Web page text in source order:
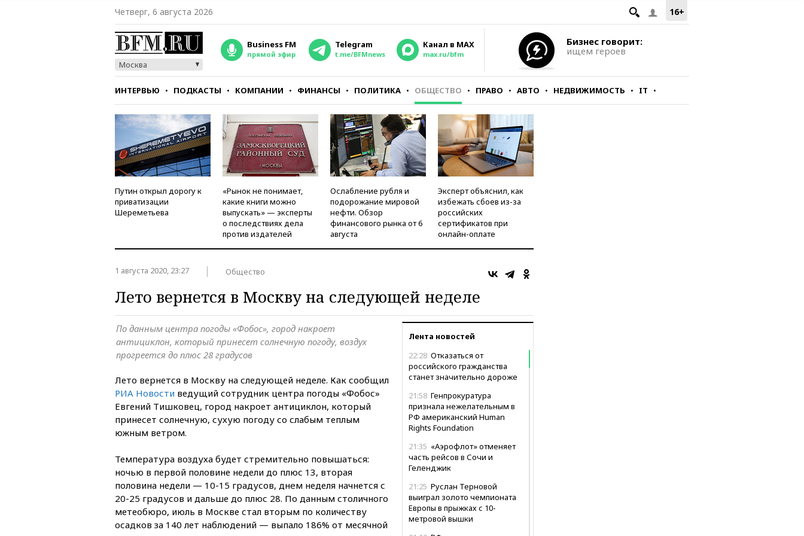
16+
Четверг, 6 августа 2026
Москва
Business FM
прямой эфир
Telegram
t.me/BFMnews
Канал в MAX
max.ru/bfm
Бизнес говорит:
ищем героев
ИНТЕРВЬЮ ПОДКАСТЫ КОМПАНИИ ФИНАНСЫ ПОЛИТИКА ОБЩЕСТВО ПРАВО АВТО НЕДВИЖИМОСТЬ IT
СТИЛЬ ТЕСТЫ
Путин открыл дорогу к
приватизации
Шереметьева
«Рынок не понимает,
какие книги можно
выпускать» — эксперты
о последствиях дела
против издателей
Ослабление рубля и
подорожание мировой
нефти. Обзор
финансового рынка от 6
августа
Эксперт объяснил, как
избежать сбоев из-за
российских
сертификатов при
онлайн-оплате
1 августа 2020, 23:27 Общество
Лето вернется в Москву на следующей неделе
Лента новостей
22:28 Отказаться от
российского гражданства
станет значительно дороже
21:58 Генпрокуратура
признала нежелательным в
РФ американский Human
Rights Foundation
21:35 «Аэрофлот» отменяет
часть рейсов в Сочи и
Геленджик
21:25 Руслан Терновой
выиграл золото чемпионата
Европы в прыжках с 10-
метровой вышки
По данным центра погоды «Фобос», город накроет
антициклон, который принесет солнечную погоду, воздух
прогреется до плюс 28 градусов
Лето вернется в Москву на следующей неделе. Как сообщил
РИА Новости ведущий сотрудник центра погоды «Фобос»
Евгений Тишковец, город накроет антициклон, который
принесет солнечную, сухую погоду со слабым теплым
южным ветром.
Температура воздуха будет стремительно повышаться:
ночью в первой половине недели до плюс 13, вторая
половина недели — 10-15 градусов, днeм неделя начнется с
20-25 градусов и дальше до плюс 28. По данным столичного
метеобюро, июль в Москве стал вторым по количеству
осадков за 140 лет наблюдений — выпало 186% от месячной